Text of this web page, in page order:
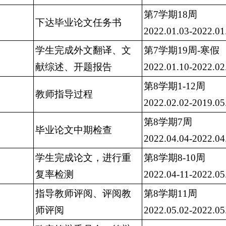
下达毕业论文任务书
第7学期18周
2022.01.03-
学生完成外文翻译、文
献综述、开题报告
第7学期19周-寒假
2022.01.10-
教师指导过程
第8学期1-12周
2022.02.02-
毕业论文中期检查
第8学期7周
2022.04.04-
学生完成论文，进行重
复率检测
第8学期8-10周
2022.04-11-
指导教师评阅、评阅教
师评阅
第8学期11周
2022.05.02-